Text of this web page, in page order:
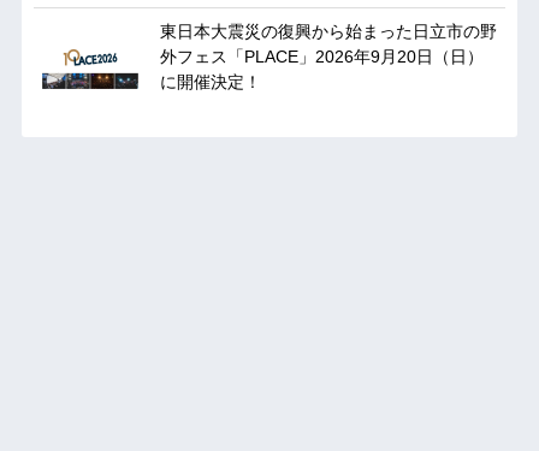
東日本大震災の復興から始まった日立市の野
外フェス「PLACE」2026年9月20日（日）
に開催決定！